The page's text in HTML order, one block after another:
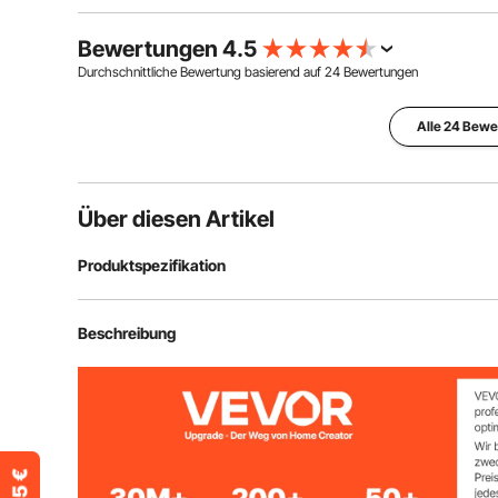
Bewertungen 4.5
Durchschnittliche Bewertung basierend auf 24 Bewertungen
Alle 24
Über diesen Artikel
Produktspezifikation
Artikelmodellnummer
20 Gal / 75,7 L
Beschreibung